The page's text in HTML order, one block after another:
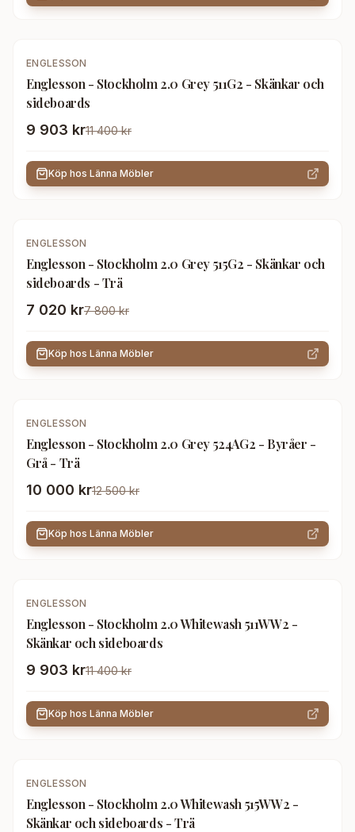
- 13%
ENGLESSON
Englesson - Stockholm 2.0 Grey 511G2 - Skänkar och
sideboards
9 903 kr11 400 kr
Köp hos Länna Möbler
- 10%
ENGLESSON
Englesson - Stockholm 2.0 Grey 515G2 - Skänkar och
sideboards - Trä
7 020 kr7 800 kr
Köp hos Länna Möbler
- 20 %
ENGLESSON
Englesson - Stockholm 2.0 Grey 524AG2 - Byråer -
Grå - Trä
10 000 kr12 500 kr
Köp hos Länna Möbler
- 13%
ENGLESSON
Englesson - Stockholm 2.0 Whitewash 511WW2 -
Skänkar och sideboards
9 903 kr11 400 kr
Köp hos Länna Möbler
- 15%
ENGLESSON
Englesson - Stockholm 2.0 Whitewash 515WW2 -
Skänkar och sideboards - Trä